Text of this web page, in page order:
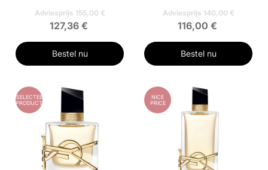
Adviesprijs 155,00 €
127,36 €
Bestel nu
Adviesprijs 140,00 €
116,00 €
Bestel nu
GESELECTEERD
PRODUCT
NICE
PRICE